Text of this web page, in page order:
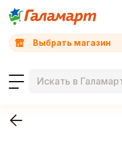
Выбрать магазин